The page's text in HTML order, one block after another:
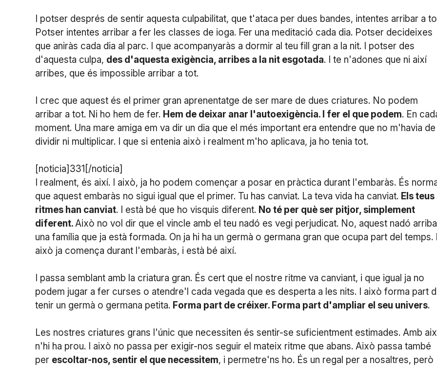
I potser després de sentir aquesta culpabilitat, que t'ataca per dues bandes, intentes arribar a
Potser intentes arribar a fer les classes de ioga. Fer una meditació cada dia. Potser decideixes
que aniràs cada dia al parc. I que acompanyaràs a dormir al teu fill gran a la nit. I potser des
d'aquesta culpa, des d'aquesta exigència, arribes a la nit esgotada. I te n'adones que ni així
arribes, que és impossible arribar a tot.
I crec que aquest és el primer gran aprenentatge de ser mare de dues criatures. No podem
arribar a tot. Ni ho hem de fer. Hem de deixar anar l'autoexigència. I fer el que podem. En
moment. Una mare amiga em va dir un dia que el més important era entendre que no m'havia de
dividir ni multiplicar. I que si entenia això i realment m'ho aplicava, ja ho tenia tot.
[noticia]331[/noticia]
I realment, és així. I això, ja ho podem començar a posar en pràctica durant l'embaràs. És
que aquest embaràs no sigui igual que el primer. Tu has canviat. La teva vida ha canviat. Els teus
ritmes han canviat. I està bé que ho visquis diferent. No té per què ser pitjor, simplement
diferent.Això no vol dir que el vincle amb el teu nadó es vegi perjudicat. No, aquest nadó
una família que ja està formada. On ja hi ha un germà o germana gran que ocupa part del temps.
això ja comença durant l'embaràs, i està bé així.
I passa semblant amb la criatura gran. És cert que el nostre ritme va canviant, i que igual ja no
podem jugar a fer curses o atendre'l cada vegada que es desperta a les nits. I això forma part
tenir un germà o germana petita. Forma part de créixer. Forma part d'ampliar el seu univers.
Les nostres criatures grans l'únic que necessiten és sentir-se suficientment estimades. Amb
n'hi ha prou. I això no passa per exigir-nos seguir el mateix ritme que abans. Això passa també
per escoltar-nos, sentir el que necessitem, i permetre'ns ho. És un regal per a nosaltres, però